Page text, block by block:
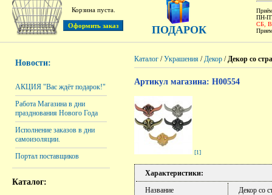
Корзина пуста.
ПОДАРОК
ПН-
СБ,
Новости:
АКЦИЯ "Вас ждёт подарок!"
Работа Магазина в дни
празднования Нового Года
Исполнение заказов в дни
самоизоляции.
Портал поставщиков
Каталог:
Каталог /Украшения /Декор /Декор со
Артикул магазина: H00554
[1]
Характеристики:
Название
Декор со